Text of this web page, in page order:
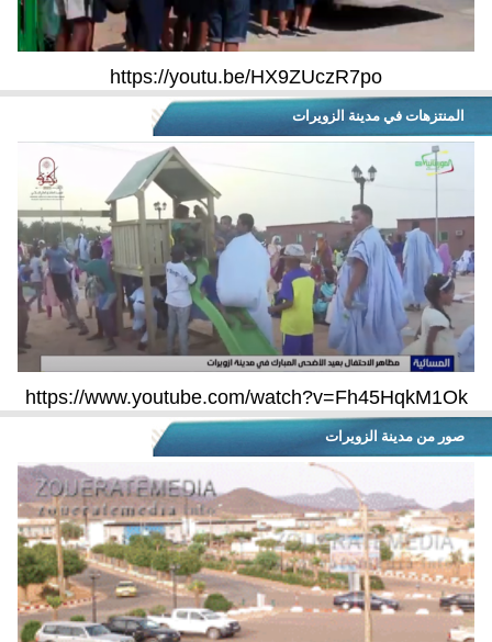
https://youtu.be/HX9ZUczR7po
المنتزهات في مدينة الزويرات
https://www.youtube.com/watch?v=Fh45HqkM1Ok
صور من مدينة الزويرات